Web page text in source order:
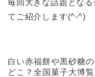
毎回大きな話題とな
てご紹介します(^-^)
白い赤福餅や黒砂糖
どこ？全国菓子大博